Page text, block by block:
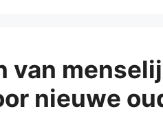
van
nieuwe